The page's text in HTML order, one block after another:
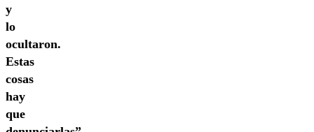
y
lo
ocultaron.
Estas
cosas
hay
que